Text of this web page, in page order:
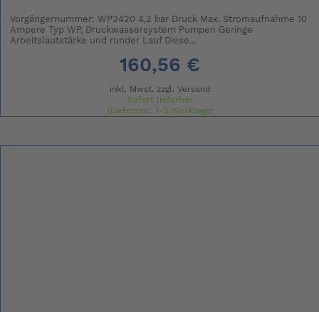
Vorgängernummer: WP2420 4,2 bar Druck Max. Stromaufnahme 10
Ampere Typ WP, Druckwassersystem Pumpen Geringe
Arbeitslautstärke und runder Lauf Diese...
160,56 €
inkl. Mwst. zzgl. Versand
Sofort lieferbar
(Lieferzeit: 1-3 Werktage)